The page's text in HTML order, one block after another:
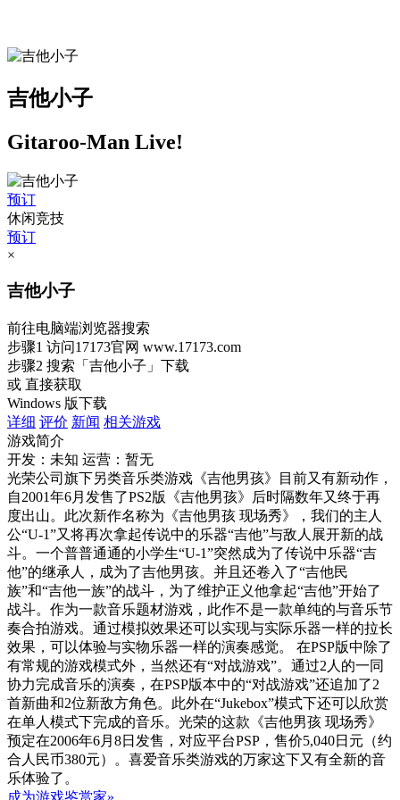
吉他小子
Gitaroo-Man Live!
预订
休闲竞技
预订
×
吉他小子
前往电脑端浏览器搜索
步骤1 访问17173官网 www.17173.com
步骤2 搜索 「吉他小子」 下载
或 直接获取
Windows 版下载
详细 评价 新闻 相关游戏
游戏简介
开发：未知 运营：暂无
光荣公司旗下另类音乐类游戏《吉他男孩》目前又有新动作，
自2001年6月发售了PS2版《吉他男孩》后时隔数年又终于再
度出山。此次新作名称为《吉他男孩 现场秀》，我们的主人
公“U-1”又将再次拿起传说中的乐器“吉他”与敌人展开新的战
斗。一个普普通通的小学生“U-1”突然成为了传说中乐器“吉
他”的继承人，成为了吉他男孩。并且还卷入了“吉他民
族”和“吉他一族”的战斗，为了维护正义他拿起“吉他”开始了
战斗。作为一款音乐题材游戏，此作不是一款单纯的与音乐节
奏合拍游戏。通过模拟效果还可以实现与实际乐器一样的拉长
效果，可以体验与实物乐器一样的演奏感觉。 在PSP版中除了
有常规的游戏模式外，当然还有“对战游戏”。通过2人的一同
协力完成音乐的演奏，在PSP版本中的“对战游戏”还追加了2
首新曲和2位新敌方角色。此外在“Jukebox”模式下还可以欣赏
在单人模式下完成的音乐。光荣的这款《吉他男孩 现场秀》
预定在2006年6月8日发售，对应平台PSP，售价5,040日元（约
合人民币380元）。喜爱音乐类游戏的万家这下又有全新的音
乐体验了。
成为游戏鉴赏家»